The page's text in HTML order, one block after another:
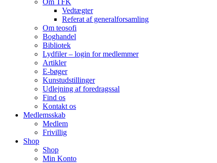
Om TFK
Vedtægter
Referat af generalforsamling
Om teosofi
Boghandel
Bibliotek
Lydfiler – login for medlemmer
Artikler
E-bøger
Kunstudstillinger
Udlejning af foredragssal
Find os
Kontakt os
Medlemsskab
Medlem
Frivillig
Shop
Shop
Min Konto